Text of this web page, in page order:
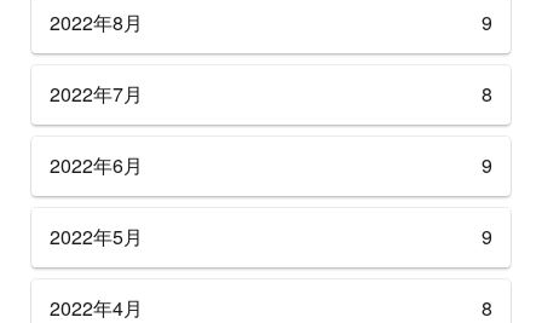
2022年8月 9
2022年7月 8
2022年6月 9
2022年5月 9
2022年4月 8